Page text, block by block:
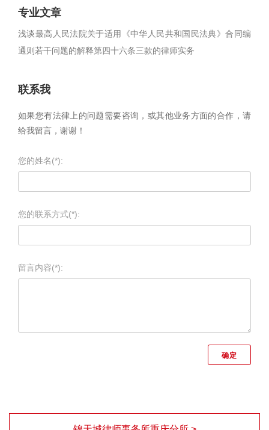
专业文章
浅谈最高人民法院关于适用《中华人民共和国民法典》合同编
通则若干问题的解释第四十六条三款的律师实务
联系我
如果您有法律上的问题需要咨询，或其他业务方面的合作，请
给我留言，谢谢！
您的姓名(*):
您的联系方式(*):
留言内容(*):